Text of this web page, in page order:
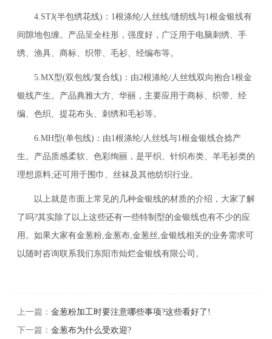
4.STJ(半包绣花线)：1根涤纶/人丝线/缝纫线与1根金银线有
间隙地包缠。产品呈全柱形，强度好，广泛用于电脑刺绣、手
绣、渔具、商标、织带、毛衫、经编布等。
5.MX型(双包线/复合线)：由2根涤纶/人丝线双向抱合1根金
银线产生。产品典雅大方、华丽，主要应用于商标、织带、经
编、色织、提花布头、刺绣和毛衫等。
6.MH型(单包线)：由1根涤纶/人丝线与1根金银线合捻产
生。产品质感柔软、色彩绚丽，是平织、针织布类、羊毛衫类的
理想原料;还可用于围巾、丝袜及其他纺织行业。
以上就是市面上常见的几种金银线的材质的介绍，大家了解
了吗?其实除了以上这些还有一些特制型的金银线也有不少的应
用。如果大家有金葱粉,金葱布,金葱丝,金银线相关的业务需求可
以随时咨询联系我们东阳市灿烂金银线有限公司。
上一篇： 金葱粉加工时要注意哪些事项?这些看好了!
下一篇： 金葱布为什么受欢迎?